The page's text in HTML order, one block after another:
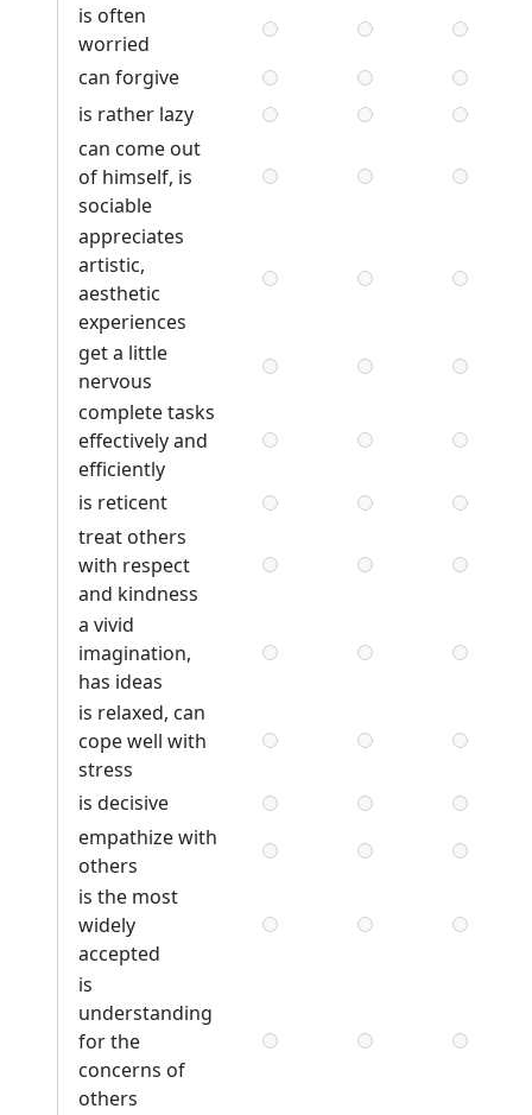
is often
worried
can forgive
is rather lazy
can come out
of himself, is
sociable
appreciates
artistic,
aesthetic
experiences
get a little
nervous
complete tasks
effectively and
efficiently
is reticent
treat others
with respect
and kindness
a vivid
imagination,
has ideas
is relaxed, can
cope well with
stress
is decisive
empathize with
others
is the most
widely
accepted
is
understanding
for the
concerns of
others